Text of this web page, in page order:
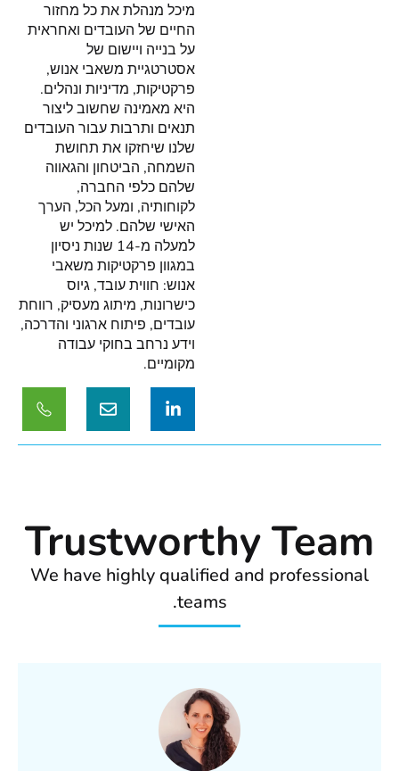
מיכל מנהלת את כל מחזור
החיים של העובדים ואחראית
על בנייה ויישום של
אסטרטגיית משאבי אנוש,
פרקטיקות, מדיניות ונהלים.
היא מאמינה שחשוב ליצור
תנאים ותרבות עבור העובדים
שלנו שיחזקו את תחושת
השמחה, הביטחון והגאווה
שלהם כלפי החברה,
לקוחותיה, ומעל הכל, הערך
האישי שלהם. למיכל יש
למעלה מ-14 שנות ניסיון
במגוון פרקטיקות משאבי
אנוש: חווית עובד, גיוס
כישרונות, מיתוג מעסיק, רווחת
עובדים, פיתוח ארגוני והדרכה,
וידע נרחב בחוקי עבודה
מקומיים.
Trustworthy Team
We have highly qualified and professional
teams.